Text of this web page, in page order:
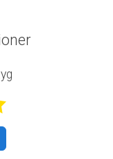
Betygsatt 4,7